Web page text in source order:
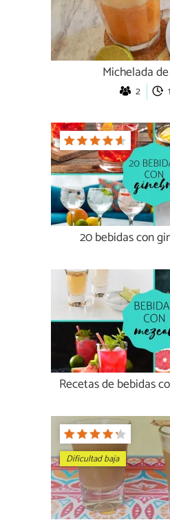
Michelada
2
20 bebidas con
Recetas de bebidas
Dificultad baja